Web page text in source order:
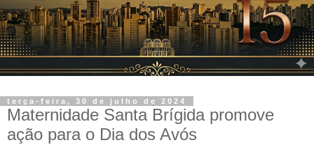
terça-feira, 30 de julho de 2024
Maternidade Santa Brígida promove
ação para o Dia dos Avós